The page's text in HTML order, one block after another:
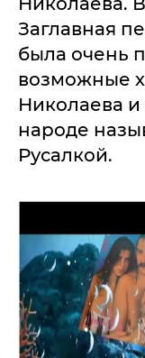
Заглавная
была очень
возможные
Николаева и
народе
Русалкой.